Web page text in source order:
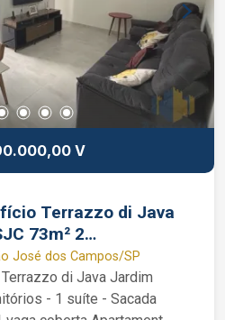
98831-9511 WhatsApp e
Vivo
V
Terrazzo di Java
73m² 2
José dos Campos/SP
di Java Jardim